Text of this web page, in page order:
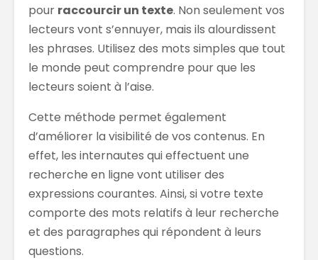
pour raccourcir un texte. Non seulement vos
lecteurs vont s’ennuyer, mais ils alourdissent
les phrases. Utilisez des mots simples que tout
le monde peut comprendre pour que les
lecteurs soient à l’aise.
Cette méthode permet également
d’améliorer la visibilité de vos contenus. En
effet, les internautes qui effectuent une
recherche en ligne vont utiliser des
expressions courantes. Ainsi, si votre texte
comporte des mots relatifs à leur recherche
et des paragraphes qui répondent à leurs
questions.